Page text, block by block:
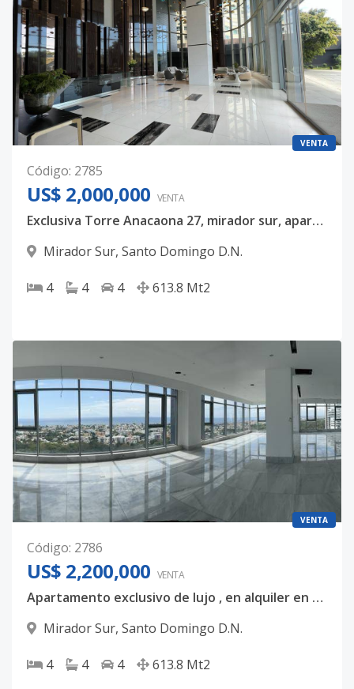
VENTA
Código: 2785
US$ 2,000,000 VENTA
Exclusiva Torre Anacaona 27, mirador sur, apartamento en venta, piso 13 completo , 613mts, USD$ 2,200,000
Mirador Sur, Santo Domingo D.N.
4 4 4 613.8 Mt2
VENTA
Código: 2786
US$ 2,200,000 VENTA
Apartamento exclusivo de lujo , en alquiler en mirador sur, Torre Anacaona 27, 4 habitaciones con sus baños USD$12,000
Mirador Sur, Santo Domingo D.N.
4 4 4 613.8 Mt2